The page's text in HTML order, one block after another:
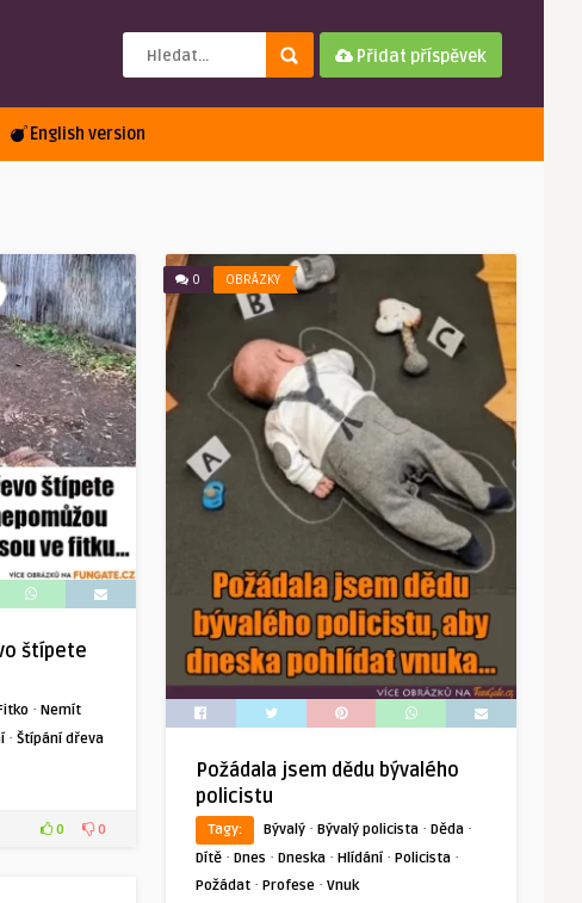
Přidat příspěvek
English version
štípete
· Nemít
· Štípání dřeva
0 0
0 OBRÁZKY
Požádala jsem dědu bývalého
policistu
Tagy: Bývalý · Bývalý policista · Děda ·
Dítě · Dnes · Dneska · Hlídání· Policista ·
Požádat · Profese · Vnuk